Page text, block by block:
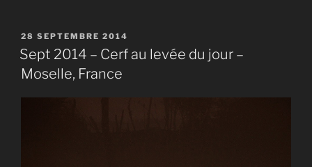
PUBLIÉ
LE
28 SEPTEMBRE 2014
Sept 2014 – Cerf au levée du jour –
Moselle, France